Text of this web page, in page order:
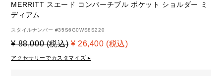
MERRITT スエード コンバーチブル ポケット ショルダー ミ
ディアム
スタイルナンバー #35S6G0WS8S220
¥ 88,000 (税込) ¥ 26,400 (税込)
アクセサリーでカスタマイズ ▸